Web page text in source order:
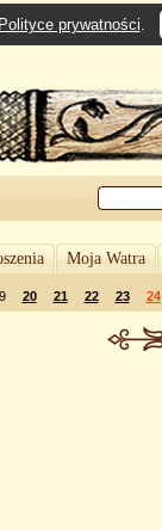
Polityce prywatności.
Moja Watra
20 21 22 23 24